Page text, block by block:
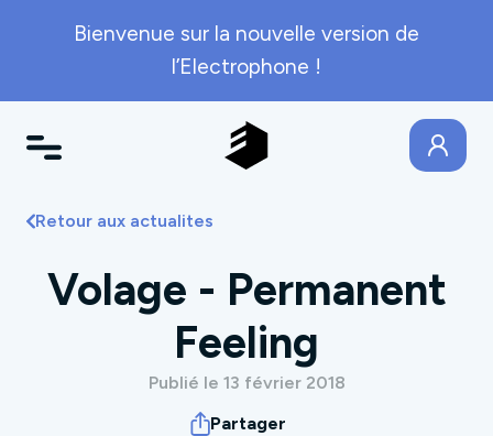
Bienvenue sur la nouvelle version de
l’Electrophone !
Retour aux actualites
Volage - Permanent
Feeling
Publié le 13 février 2018
Partager